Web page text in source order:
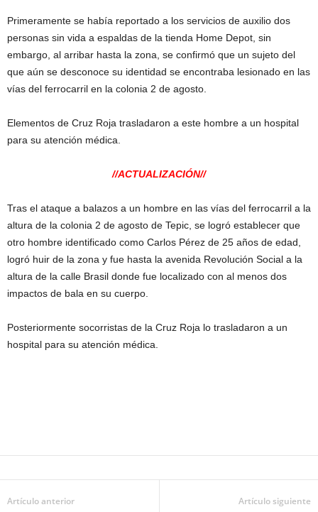
Primeramente se había reportado a los servicios de auxilio dos
personas sin vida a espaldas de la tienda Home Depot, sin
embargo, al arribar hasta la zona, se confirmó que un sujeto del
que aún se desconoce su identidad se encontraba lesionado en las
vías del ferrocarril en la colonia 2 de agosto.
Elementos de Cruz Roja trasladaron a este hombre a un hospital
para su atención médica.
//ACTUALIZACIÓN//
Tras el ataque a balazos a un hombre en las vías del ferrocarril a la
altura de la colonia 2 de agosto de Tepic, se logró establecer que
otro hombre identificado como Carlos Pérez de 25 años de edad,
logró huir de la zona y fue hasta la avenida Revolución Social a la
altura de la calle Brasil donde fue localizado con al menos dos
impactos de bala en su cuerpo.
Posteriormente socorristas de la Cruz Roja lo trasladaron a un
hospital para su atención médica.
Artículo anterior Artículo siguiente